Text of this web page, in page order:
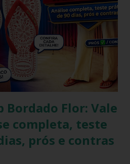
cultura popular. A Havaianas tem
e celebridades ao longo
limitadas e edições especiais de
conhecida por seus esforços
e ambiental, a havaianas
em sua p...
Bordado Flor: Vale
completa, teste
prós e contras